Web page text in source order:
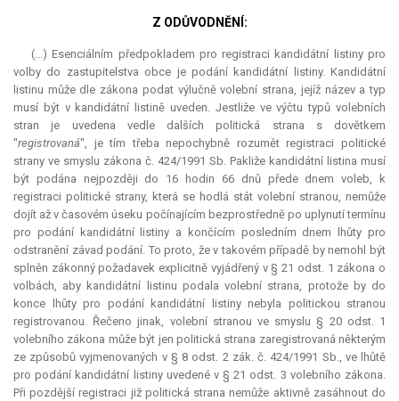
Z ODŮVODNĚNÍ:
(...) Esenciálním předpokladem pro registraci kandidátní listiny pro
volby do zastupitelstva obce je podání kandidátní listiny. Kandidátní
listinu může dle zákona podat výlučně volební strana, jejíž název a typ
musí být v kandidátní listině uveden. Jestliže ve výčtu typů volebních
stran je uvedena vedle dalších politická strana s dovětkem
"registrovaná", je tím třeba nepochybně rozumět registraci politické
strany ve smyslu zákona č. 424/1991 Sb. Pakliže kandidátní listina musí
být podána nejpozději do 16 hodin 66 dnů přede dnem voleb, k
registraci politické strany, která se hodlá stát volební stranou, nemůže
dojít až v časovém úseku počínajícím bezprostředně po uplynutí termínu
pro podání kandidátní listiny a končícím posledním dnem lhůty pro
odstranění závad podání. To proto, že v takovém případě by nemohl být
splněn zákonný požadavek explicitně vyjádřený v § 21 odst. 1 zákona o
volbách, aby kandidátní listinu podala volební strana, protože by do
konce lhůty pro podání kandidátní listiny nebyla politickou stranou
registrovanou. Řečeno jinak, volební stranou ve smyslu § 20 odst. 1
volebního zákona může být jen politická strana zaregistrovaná některým
ze způsobů vyjmenovaných v § 8 odst. 2 zák. č. 424/1991 Sb., ve lhůtě
pro podání kandidátní listiny uvedené v § 21 odst. 3 volebního zákona.
Při pozdější registraci již politická strana nemůže aktivně zasáhnout do